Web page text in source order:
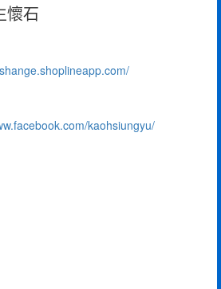
石
kaohsiungyu/